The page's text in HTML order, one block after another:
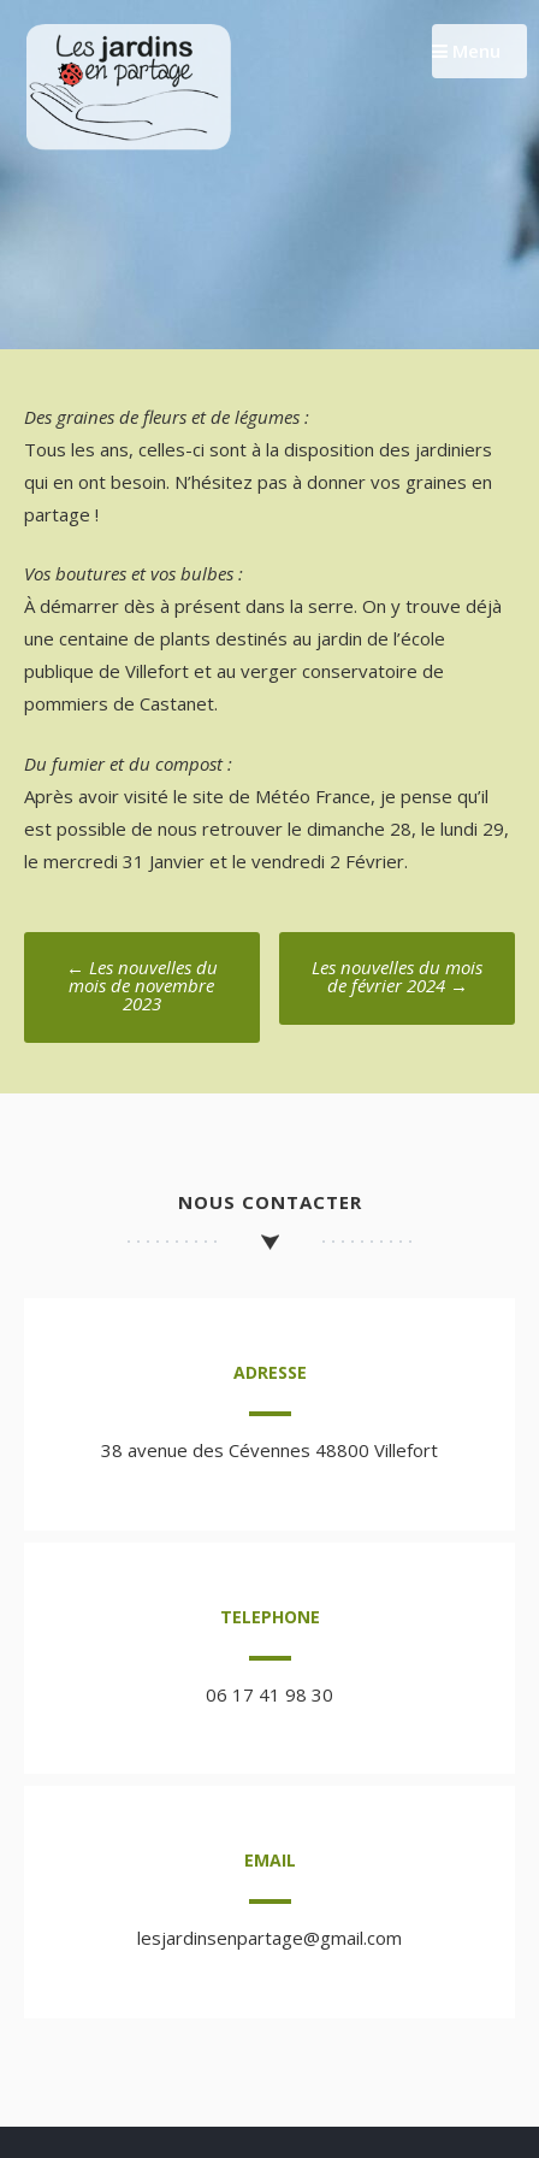
contenu
Menu
Des graines de fleurs et de légumes :
Tous les ans, celles-ci sont à la disposition des jardiniers
qui en ont besoin. N’hésitez pas à donner vos graines en
partage !
Vos boutures et vos bulbes :
À démarrer dès à présent dans la serre. On y trouve déjà
une centaine de plants destinés au jardin de l’école
publique de Villefort et au verger conservatoire de
pommiers de Castanet.
Du fumier et du compost :
Après avoir visité le site de Météo France, je pense qu’il
est possible de nous retrouver le dimanche 28, le lundi 29,
le mercredi 31 Janvier et le vendredi 2 Février.
Poste
navigation
← Les nouvelles du
mois de novembre
2023
Les nouvelles du mois
de février 2024 →
NOUS CONTACTER
ADRESSE
38 avenue des Cévennes 48800 Villefort
TELEPHONE
06 17 41 98 30
EMAIL
lesjardinsenpartage@gmail.com